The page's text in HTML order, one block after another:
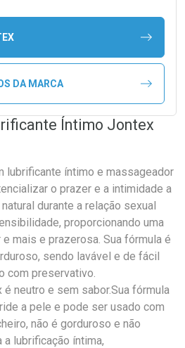
DA MARCA
Íntimo Jontex
lubrificante íntimo e massageador
o prazer e a intimidade a
durante a relação sexual
proporcionando uma
mais e prazerosa. Sua fórmula é
sendo lavável e de fácil
com preservativo.
neutro e sem sabor.Sua fórmula
a pele e pode ser usado com
não é gorduroso e não
a lubrificação íntima,